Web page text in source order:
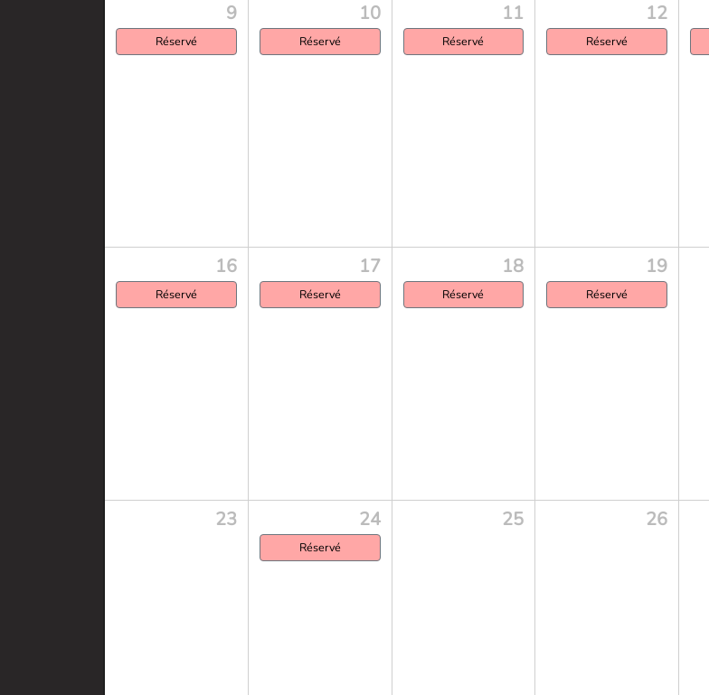
9
Réservé
10
Réservé
11
Réservé
12
Réservé
16
Réservé
17
Réservé
18
Réservé
19
Réservé
23 24
Réservé
25 26